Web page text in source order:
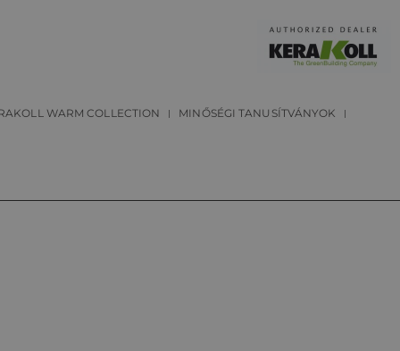
WARM COLLECTION
MINŐSÉGI TANUSÍTVÁNYOK